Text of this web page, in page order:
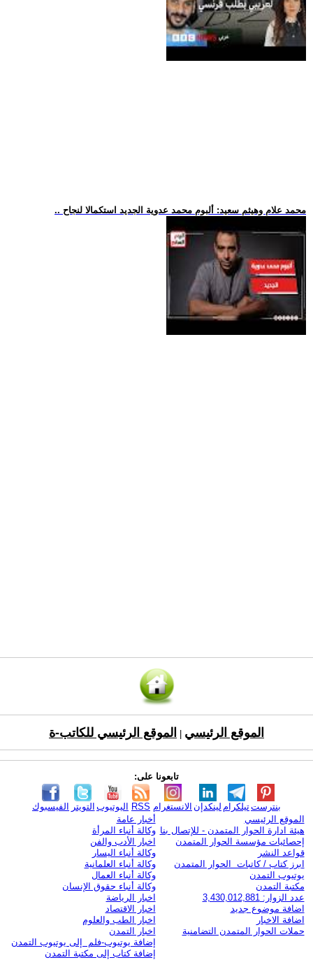
.. محمد علام وهيثم سعيد: ألبوم محمد عدوية الجديد استكمالا لنجاح
الموقع الرئيسي الموقع الرئيسي للكاتب-ة
تابعونا على:
الفيسبوك التويتر اليوتيوب RSS الانستغرام لينكدإن تيلكرامبنترست
الموقع الرئيسي
هيئة ادارة الحوار المتمدن - للإتصال بنا
إحصائيات مؤسسة الحوار المتمدن
قواعد النشر
ابرز كتاب / كاتبات الحوار المتمدن
يوتيوب التمدن
مكتبة التمدن
عدد الزوار: 3,430,012,881
اضافة موضوع جديد
اضافة الاخبار
حملات الحوار المتمدن التضامنية
أخبار عامة
وكالة أنباء المرأة
اخبار الأدب والفن
وكالة أنباء اليسار
وكالة أنباء العلمانية
وكالة أنباء العمال
وكالة أنباء حقوق الإنسان
اخبار الرياضة
اخبار الاقتصاد
اخبار الطب والعلوم
اخبار التمدن
إضافة يوتيوب-فلم إلى يوتيوب التمدن
إضافة كتاب إلى مكتبة التمدن